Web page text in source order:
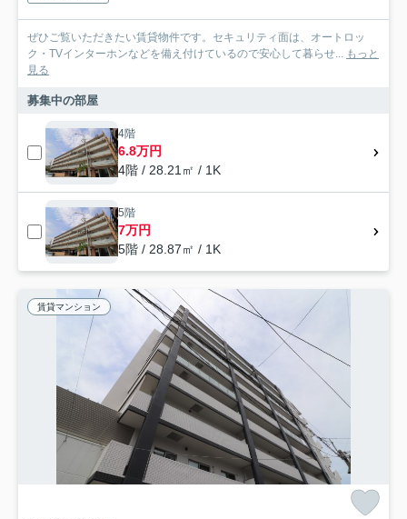
ぜひご覧いただきたい賃貸物件です。セキュリティ面は、オートロッ
ク・TVインターホンなどを備え付けているので安心して暮らせ... もっと
見る
募集中の部屋
4階
6.8万円
4階 / 28.21㎡ / 1K
5階
7万円
5階 / 28.87㎡ / 1K
賃貸マンション